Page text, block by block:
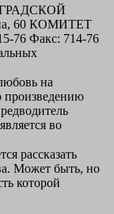
60 КОМИТЕТ
76 Факс: 714-76
на
произведению
во
рассказать
Может быть, но
которой